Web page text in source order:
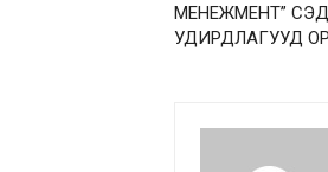
МЕНЕЖМЕНТ”
УДИРДЛАГУУД